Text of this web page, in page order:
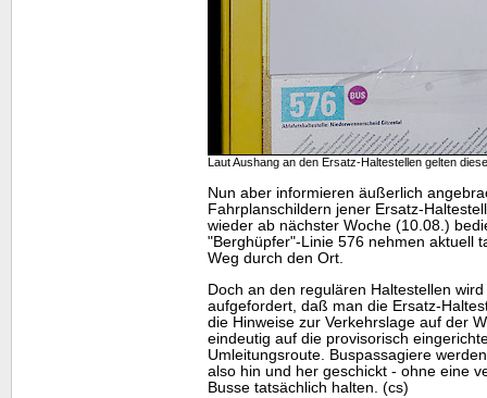
Laut Aushang an den Ersatz-Haltestellen gelten
Nun aber informieren äußerlich
Fahrplanschildern jener Ersatz-
wieder ab nächster Woche (10.08.)
"Berghüpfer"-Linie 576 nehmen aktuell
Weg durch den Ort.
Doch an den regulären Haltestellen
aufgefordert, daß man die Ersatz-
die Hinweise zur Verkehrslage auf der
eindeutig auf die provisorisch
Umleitungsroute. Buspassagiere
also hin und her geschickt - ohne eine
Busse tatsächlich halten. (cs)